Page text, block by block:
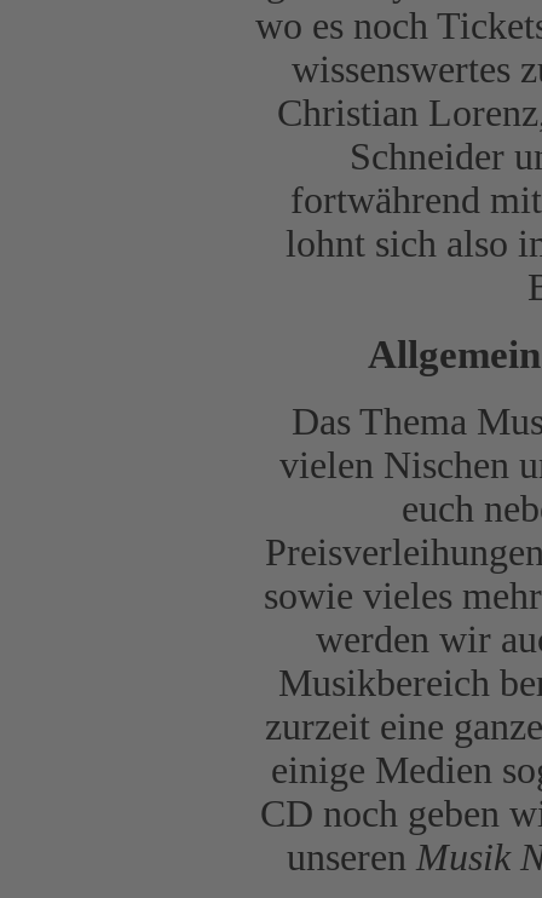
wo es noch
wissenswertes
Christian
Schneider
fortwährend
lohnt sich also
Das Thema
vielen Nischen
euch
sowie vieles
werden wir
Musikbereich
zurzeit eine
einige Medien
CD noch geben
unseren Musik